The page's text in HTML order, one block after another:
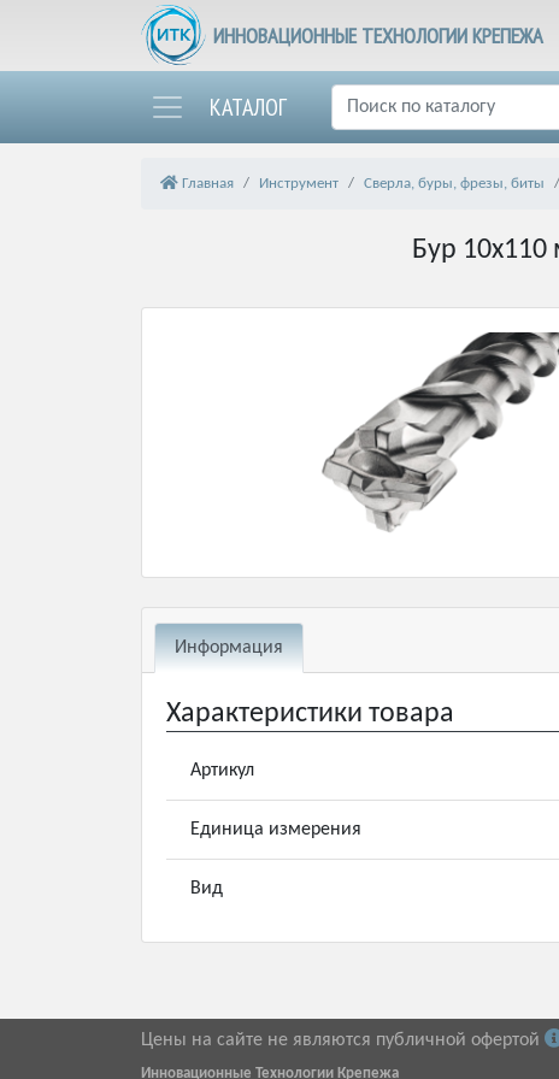
ИННОВАЦИОННЫЕ ТЕХНОЛОГИИ КРЕПЕЖА
КАТАЛОГ
Главная Инструмент Сверла, буры, фрезы, биты
Бур
Информация
Характеристики товара
Артикул
Единица измерения
Вид
Цены на сайте не являются публичной офертой
Инновационные Технологии Крепежа